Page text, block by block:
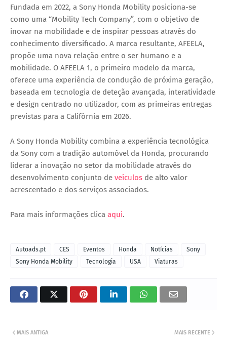
Fundada em 2022, a Sony Honda Mobility posiciona-se
como uma “Mobility Tech Company”, com o objetivo de
inovar na mobilidade e de inspirar pessoas através do
conhecimento diversificado. A marca resultante, AFEELA,
propõe uma nova relação entre o ser humano e a
mobilidade. O AFEELA 1, o primeiro modelo da marca,
oferece uma experiência de condução de próxima geração,
baseada em tecnologia de deteção avançada, interatividade
e design centrado no utilizador, com as primeiras entregas
previstas para a Califórnia em 2026.
A Sony Honda Mobility combina a experiência tecnológica
da Sony com a tradição automóvel da Honda, procurando
liderar a inovação no setor da mobilidade através do
desenvolvimento conjunto de veículos de alto valor
acrescentado e dos serviços associados.
Para mais informações clica aqui.
Autoads.pt CES Eventos Honda Notícias
Sony
Sony Honda Mobility
Tecnologia USA Viaturas
MAIS RECENTE
MAIS ANTIGA